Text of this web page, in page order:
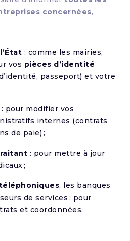
concernées,
: comme les mairies,
vos pièces d’identité
passeport) et votre
: pour modifier vos
internes (contrats
de paie) ;
: pour mettre à jour
;
, les banques
de services : pour
et coordonnées.